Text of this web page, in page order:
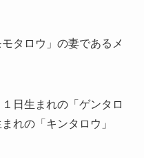
タロウ」の妻であるメ
日生まれの「ゲンタロ
れの「キンタロウ」